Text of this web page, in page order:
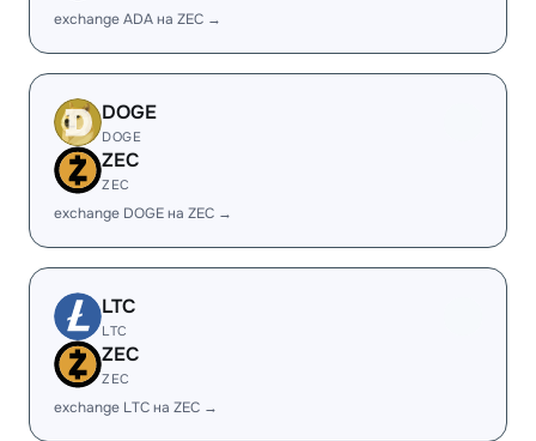
exchange ADA на ZEC →
DOGE
DOGE
ZEC
ZEC
exchange DOGE на ZEC →
LTC
LTC
ZEC
ZEC
exchange LTC на ZEC →